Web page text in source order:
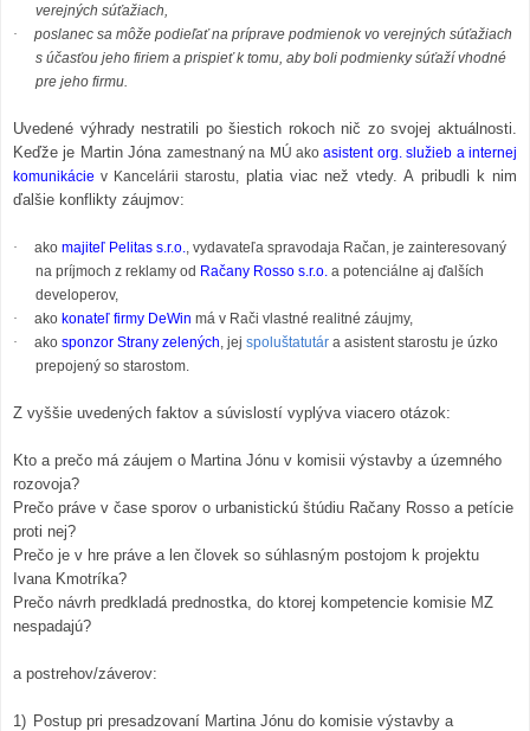
verejných súťažiach,
·
poslanec sa môže podieľať na príprave podmienok vo verejných súťažiach
s účasťou jeho firiem a prispieť k tomu, aby boli podmienky súťaží vhodné
pre jeho firmu.
Uvedené výhrady nestratili po šiestich rokoch nič zo svojej aktuálnosti.
Keďže je Martin Jóna zamestnaný na MÚ akoasistent org. služieb a internej
komunikácie v Kancelárii starostu, platia viac než vtedy. A pribudli k nim
ďalšie konflikty záujmov:
· ako majiteľ Pelitas s.r.o., vydavateľa spravodaja Račan, je zainteresovaný
na príjmoch z reklamy od Račany Rosso s.r.o.a potenciálne aj ďalších
developerov,
·
ako konateľ firmy DeWin má v Rači vlastné realitné záujmy,
·
ako sponzor Strany zelených, jej spoluštatutár a asistent starostu je úzko
prepojený so starostom.
Z vyššie uvedených faktov a súvislostí vyplýva viacero otázok:
Kto a prečo má záujem o Martina Jónu v komisii výstavby a územného
rozovoja?
Prečo práve v čase sporov o urbanistickú štúdiu Račany Rosso a petície
proti nej?
Prečo je v hre práve a len človek so súhlasným postojom k projektu
Ivana Kmotríka?
Prečo návrh predkladá prednostka, do ktorej kompetencie komisie MZ
nespadajú?
a postrehov/záverov:
1) Postup pri presadzovaní Martina Jónu do komisie výstavby a